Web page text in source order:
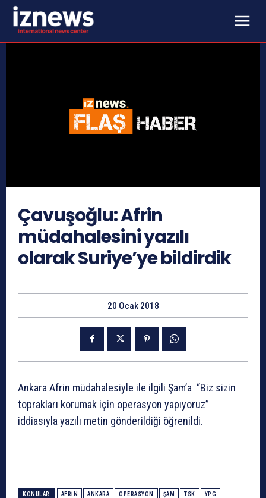
Çavuşoğlu: Afrin
müdahalesini yazılı
olarak Suriye’ye bildirdik
20 Ocak 2018
Ankara Afrin müdahalesiyle ile ilgili Şam’a “Biz sizin
toprakları korumak için operasyon yapıyoruz”
iddiasıyla yazılı metin gönderildiği öğrenildi.
KONULAR AFRIN ANKARA OPERASYON ŞAM TSK YPG